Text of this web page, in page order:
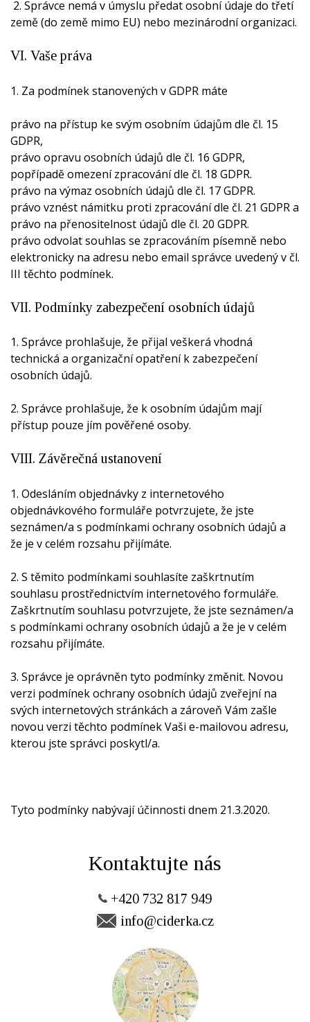
2. Správce nemá v úmyslu předat osobní údaje do třetí
země (do země mimo EU) nebo mezinárodní organizaci.
VI. Vaše práva
1. Za podmínek stanovených v GDPR máte
právo na přístup ke svým osobním údajům dle čl. 15
GDPR,
právo opravu osobních údajů dle čl. 16 GDPR,
popřípadě omezení zpracování dle čl. 18 GDPR.
právo na výmaz osobních údajů dle čl. 17 GDPR.
právo vznést námitku proti zpracování dle čl. 21 GDPR a
právo na přenositelnost údajů dle čl. 20 GDPR.
právo odvolat souhlas se zpracováním písemně nebo
elektronicky na adresu nebo email správce uvedený v čl.
III těchto podmínek.
VII. Podmínky zabezpečení osobních údajů
1. Správce prohlašuje, že přijal veškerá vhodná
technická a organizační opatření k zabezpečení
osobních údajů.
2. Správce prohlašuje, že k osobním údajům mají
přístup pouze jím pověřené osoby.
VIII. Závěrečná ustanovení
1. Odesláním objednávky z internetového
objednávkového formuláře potvrzujete, že jste
seznámen/a s podmínkami ochrany osobních údajů a
že je v celém rozsahu přijímáte.
2. S těmito podmínkami souhlasíte zaškrtnutím
souhlasu prostřednictvím internetového formuláře.
Zaškrtnutím souhlasu potvrzujete, že jste seznámen/a
s podmínkami ochrany osobních údajů a že je v celém
rozsahu přijímáte.
3. Správce je oprávněn tyto podmínky změnit. Novou
verzi podmínek ochrany osobních údajů zveřejní na
svých internetových stránkách a zároveň Vám zašle
novou verzi těchto podmínek Vaši e-mailovou adresu,
kterou jste správci poskytl/a.
Tyto podmínky nabývají účinnosti dnem 21.3.2020.
Kontaktujte nás
+420 732 817 949
info@ciderka.cz